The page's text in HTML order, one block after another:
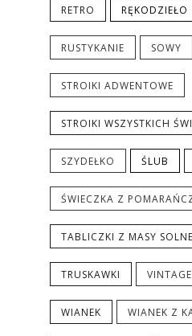
RETRO RĘKODZIEŁO
RUSTYKANIE SOWY
STROIKI ADWENTOWE
STROIKI WSZYSTKICH
SZYDEŁKO ŚLUB
ŚWIECZKA Z
TABLICZKI Z MASY
TRUSKAWKI VINTAGE
WIANEK WIANEK Z